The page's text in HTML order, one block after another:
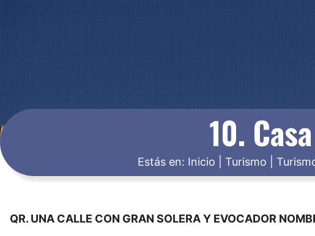
10.
Estás en: Inicio Turismo
QR. UNA CALLE CON GRAN SOLERA Y EVOCADOR